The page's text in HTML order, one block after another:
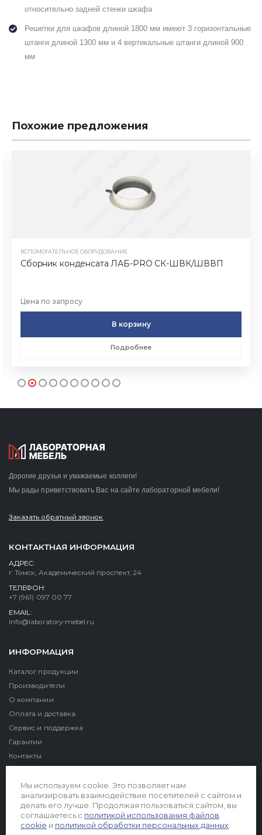
относительно задней стенки шкафа
Решетки для шкафов длиной 1800 мм имеют 3 горизонтальные
штанги длиной 1300 мм и 4 вертикальные штанги длиной 900
мм
Похожие предложения
ВСПОМОГАТЕЛЬНОЕ ОБОРУДОВАНИЕ
Сборник конденсата ЛАБ-PRO СК-ШВК/ШВВП
Цена по запросу
В корзину
Подробнее
Дорогие друзья и уважаемые коллеги!
Мы рады приветствовать Вас на сайте лабораторной мебели!
Заказать обратный звонок
КОНТАКТНАЯ ИНФОРМАЦИЯ
АДРЕС:
г. Томск, Академический проспект, 24
ТЕЛЕФОН:
+7 (961) 097 00 77
EMAIL:
info@laboratory-mebel.ru
ИНФОРМАЦИЯ
Каталог продукции
Производители
О компании
Оплата и доставка
Сервис и поддержка
Гарантии
Контакты
© 2026. Все права защищены
Мы используем cookie. Это позволяет нам
анализировать взаимодействие посетителей с сайтом и
делать его лучше. Продолжая пользоваться сайтом, вы
соглашаетесь с политикой использования файлов
cookie и политикой обработки персональных данных